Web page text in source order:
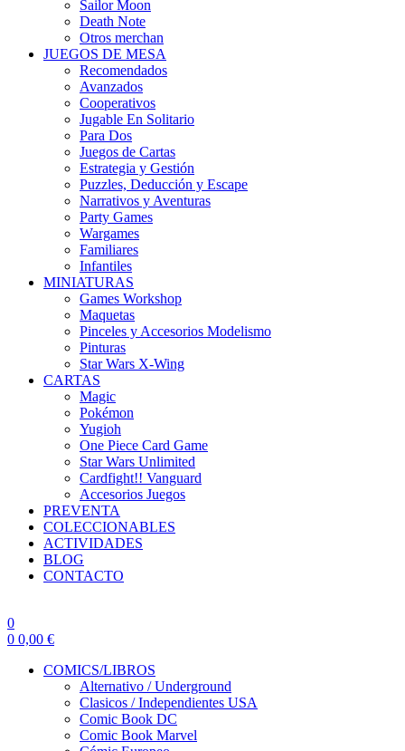
Sailor Moon
Death Note
Otros merchan
JUEGOS DE MESA
Recomendados
Avanzados
Cooperativos
Jugable En Solitario
Para Dos
Juegos de Cartas
Estrategia y Gestión
Puzzles, Deducción y Escape
Narrativos y Aventuras
Party Games
Wargames
Familiares
Infantiles
MINIATURAS
Games Workshop
Maquetas
Pinceles y Accesorios Modelismo
Pinturas
Star Wars X-Wing
CARTAS
Magic
Pokémon
Yugioh
One Piece Card Game
Star Wars Unlimited
Cardfight!! Vanguard
Accesorios Juegos
PREVENTA
COLECCIONABLES
ACTIVIDADES
BLOG
CONTACTO
0
0 0,00 €
COMICS/LIBROS
Alternativo / Underground
Clasicos / Independientes USA
Comic Book DC
Comic Book Marvel